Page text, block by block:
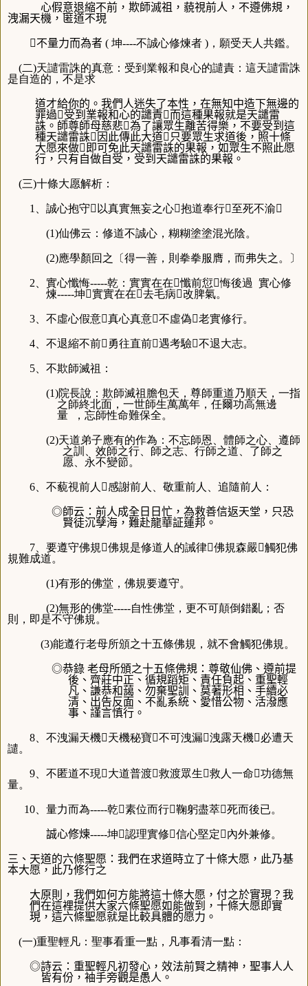
心假意退縮不前，欺師滅祖，藐視前人，不遵佛規，
洩漏天機，匿道不現
不量力而為者 ( 坤----不誠心修煉者 )，願受天人共鑑。
(二)天譴雷誅的真意：受到業報和良心的譴責：這天譴雷誅
是自造的，不是求
道才給你的。我們人迷失了本性，在無知中造下無邊的
罪過受到業報和心的譴責而這種果報就是天譴雷
誅。師尊師母慈悲為了讓眾生離苦得樂，不要受到這
種天譴雷誅因此傳此大道只要眾生求道後，照十條
大愿來做即可免此天譴雷誅的果報，如眾生不照此愿
行，只有自做自受，受到天譴雷誅的果報。
(三)十條大愿解析：
1、誠心抱守以真實無妄之心抱道奉行至死不渝
(1)仙佛云：修道不誠心，糊糊塗塗混光陰。
(2)應學顏回之〔得一善，則拳拳服膺，而弗失之。〕
2、實心懺悔-----乾：實實在在懺前愆悔後過 實心修
煉-----坤實實在在去毛病改脾氣。
3、不虛心假意真心真意不虛偽老實修行。
4、不退縮不前勇往直前遇考驗不退大志。
5、不欺師滅祖：
(1)院長說：欺師滅祖膽包天，尊師重道乃順天，一指
之師終北面，一世師生萬萬年，任爾功高無邊
量 ，忘師性命難保全。
(2)天道弟子應有的作為：不忘師恩、體師之心、遵師
之訓、效師之行、師之志、行師之道、了師之
愿、永不變節。
6、不藐視前人感謝前人、敬重前人、追隨前人：
◎師云：前人成全日日忙，為救善信返天堂，只恐
賢徒沉孽海，難赴龍華証蓮邦。
7、要遵守佛規佛規是修道人的誡律佛規森嚴觸犯佛
規難成道。
(1)有形的佛堂，佛規要遵守。
(2)無形的佛堂-----自性佛堂，更不可顛倒錯亂；否
則，即是不守佛規。
(3)能遵行老母所頒之十五條佛規，就不會觸犯佛規。
◎恭錄 老母所頒之十五條佛規：尊敬仙佛 、 遵前提
後 、 齊莊中正 、 循規蹈矩 、 責任負起、重聖輕
凡 、 謙恭和藹 、 勿棄聖訓 、 莫著形相 、 手續必
清、出告反面 、 不亂系統 、 愛惜公物 、 活潑應
事 、 謹言慎行。
8、不洩漏天機天機秘寶不可洩漏洩露天機必遭天
譴。
9、不匿道不現大道普渡救渡眾生救人一命功德無
量。
10、量力而為-----乾素位而行鞠躬盡萃死而後已。
誠心修煉-----坤認理實修信心堅定內外兼修。
三、天道的六條聖愿：我們在求道時立了十條大愿，此乃基
本大愿，此乃修行之
大原則，我們如何方能將這十條大愿，付之於實現？我
們在這裡提供大家六條聖愿如能做到，十條大愿即實
現，這六條聖愿就是比較具體的愿力。
(一)重聖輕凡：聖事看重一點，凡事看清一點：
◎詩云：重聖輕凡初發心，效法前賢之精神，聖事人人
皆有份，袖手旁觀是愚人。